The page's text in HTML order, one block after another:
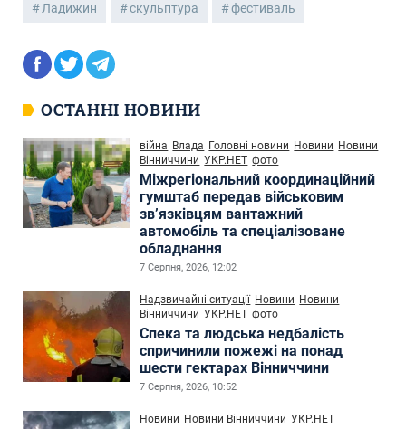
Ладижин
скульптура фестиваль
ОСТАННІ НОВИНИ
війна Влада Головні новини Новини Новини
Вінниччини УКР.НЕТ фото
Міжрегіональний координаційний
гумштаб передав військовим
зв’язківцям вантажний
автомобіль та спеціалізоване
обладнання
7 Серпня, 2026, 12:02
Надзвичайні ситуації Новини Новини
Вінниччини УКР.НЕТ фото
Спека та людська недбалість
спричинили пожежі на понад
шести гектарах Вінниччини
7 Серпня, 2026, 10:52
Новини Новини Вінниччини УКР.НЕТ